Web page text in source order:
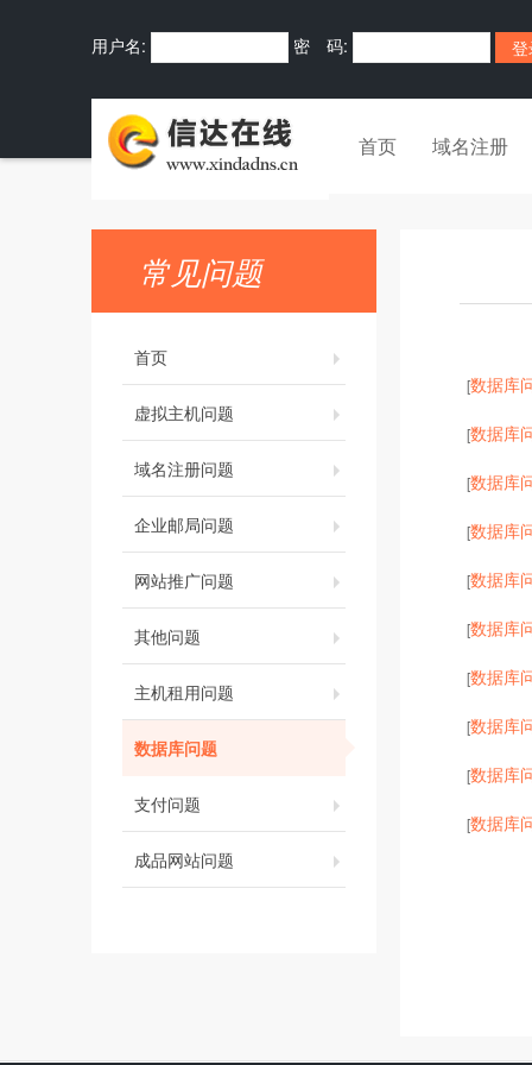
用户名: 密 码:
首页 域名注册
常见问题
首页
虚拟主机问题
域名注册问题
企业邮局问题
网站推广问题
其他问题
主机租用问题
数据库问题
支付问题
成品网站问题
[数据库
[数据库
[数据库
[数据库
[数据库
[数据库
[数据库
[数据库
[数据库
[数据库